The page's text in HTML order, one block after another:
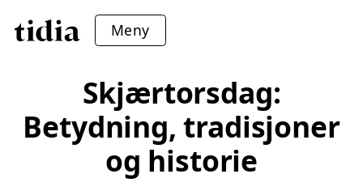
Meny
Skjærtorsdag:
Betydning, tradisjoner
og historie